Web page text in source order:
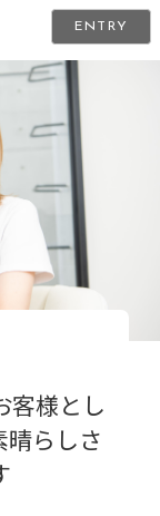
ENTRY
客様とし
晴らしさ